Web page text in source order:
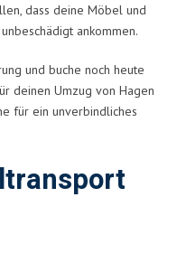
dass deine Möbel und
ankommen.
und buche noch heute
deinen Umzug von Hagen
für ein unverbindliches